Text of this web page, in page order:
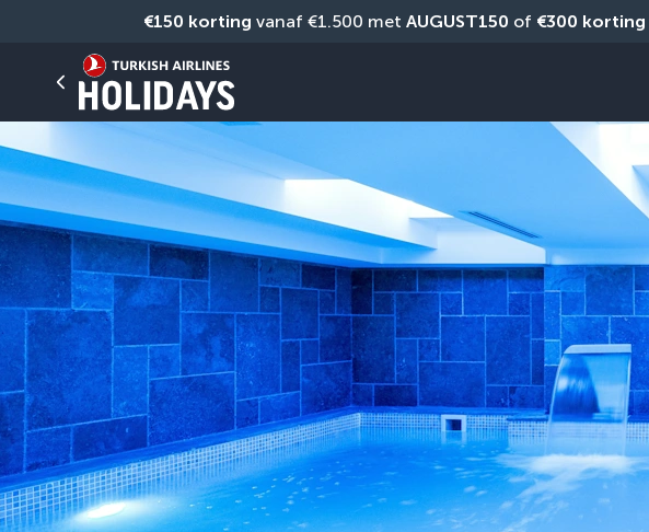
€150 korting vanaf €1.500 met AUGUST150 of €300 korting